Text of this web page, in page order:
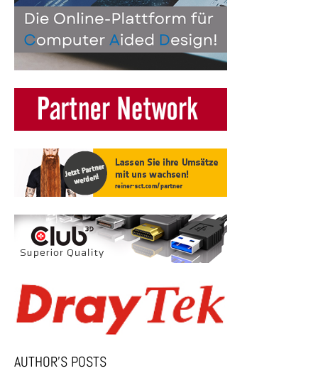
AUTHOR’S POSTS